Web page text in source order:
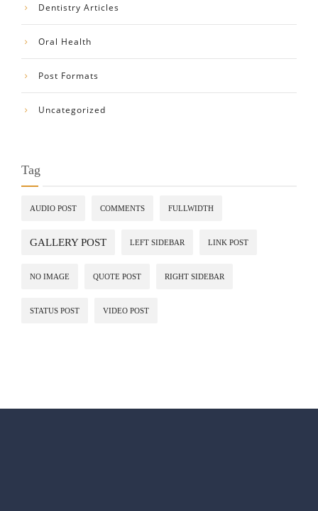
Dentistry Articles
Oral Health
Post Formats
Uncategorized
Tag
AUDIO POST COMMENTS FULLWIDTH
GALLERY POST LEFT SIDEBAR LINK POST
NO IMAGE QUOTE POST RIGHT SIDEBAR
STATUS POST VIDEO POST